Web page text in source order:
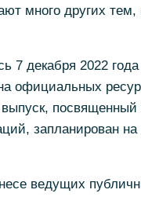
много других тем,
7 декабря 2022
официальных
посвященный
запланирован на
ведущих